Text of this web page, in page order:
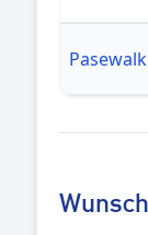
Pasewalk